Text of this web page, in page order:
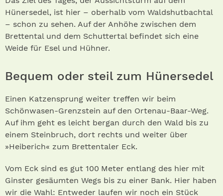
Hünersedel, ist hier – oberhalb vom Waldshutbachtal
– schon zu sehen. Auf der Anhöhe zwischen dem
Brettental und dem Schuttertal befindet sich eine
Weide für Esel und Hühner.
Bequem oder steil zum Hünersedel
Einen Katzensprung weiter treffen wir beim
Schönwasen-Grenzstein auf den Ortenau-Baar-Weg.
Auf ihm geht es leicht bergan durch den Wald bis zu
einem Steinbruch, dort rechts und weiter über
»Heiberich« zum Brettentaler Eck.
Vom Eck sind es gut 100 Meter entlang des hier mit
Ginster gesäumten Wegs bis zu einer Bank. Hier haben
wir die Wahl: Entweder laufen wir noch ein Stück